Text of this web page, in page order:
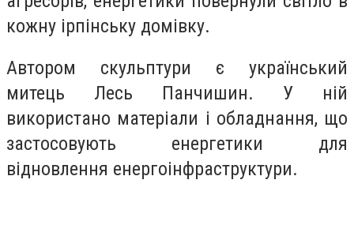
кожну ірпінську домівку.
Автором скульптури є український
митець Лесь Панчишин. У ній
використано матеріали і обладнання, що
застосовують енергетики для
відновлення енергоінфраструктури.